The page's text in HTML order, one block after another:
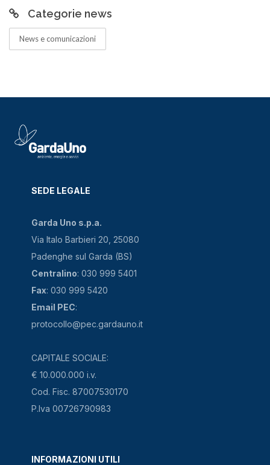
Categorie news
News e comunicazioni
SEDE LEGALE
Garda Uno s.p.a.
Via Italo Barbieri 20, 25080
Padenghe sul Garda (BS)
Centralino: 030 999 5401
Fax: 030 999 5420
Email PEC:
protocollo@pec.gardauno.it
CAPITALE SOCIALE:
€ 10.000.000 i.v.
Cod. Fisc. 87007530170
P.Iva 00726790983
INFORMAZIONI UTILI